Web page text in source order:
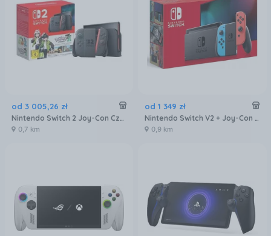
od 3 005,26 zł
Nintendo Switch 2 Joy-Con Czarna + Pokémon Legends Z-A
0,7 km
od 1 349 zł
Nintendo Switch V2 + Joy-Con Niebiesko-Czerwony NSH006
0,9 km